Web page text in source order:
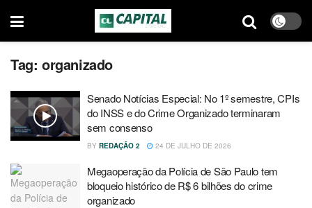
Tag: organizado
Senado Notícias Especial: No 1º semestre, CPIs
do INSS e do Crime Organizado terminaram
sem consenso
BY REDAÇÃO 2 24 DE JULHO DE 2026
Megaoperação da Polícia de São Paulo tem
bloqueio histórico de R$ 6 bilhões do crime
organizado